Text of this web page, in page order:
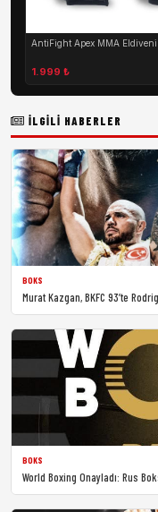
AntiFight Apex MMA Eldiveni
1.999 ₺
İLGILI HABERLER
BOKS
Murat Kazgan, BKFC 93’te
BOKS
World Boxing Onayladı: Rus